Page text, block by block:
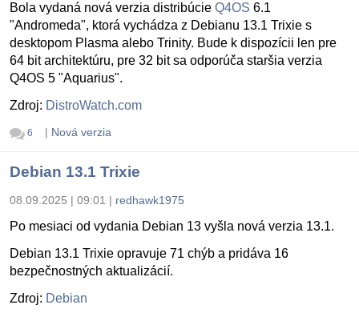
Bola vydaná nová verzia distribúcie Q4OS 6.1
"Andromeda", ktorá vychádza z Debianu 13.1 Trixie s
desktopom Plasma alebo Trinity. Bude k dispozícii len pre
64 bit architektúru, pre 32 bit sa odporúča staršia verzia
Q4OS 5 "Aquarius".
Zdroj: DistroWatch.com
6 | Nová verzia
Debian 13.1 Trixie
08.09.2025 | 09:01 | redhawk1975
Po mesiaci od vydania Debian 13 vyšla nová verzia 13.1.
Debian 13.1 Trixie opravuje 71 chýb a pridáva 16
bezpečnostných aktualizácií.
Zdroj: Debian